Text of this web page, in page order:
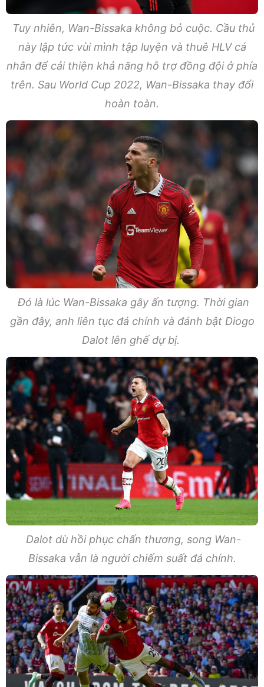
Tuy nhiên, Wan-Bissaka không bỏ cuộc. Cầu thủ
này lập tức vùi mình tập luyện và thuê HLV cá
nhân để cải thiện khả năng hỗ trợ đồng đội ở phía
trên. Sau World Cup 2022, Wan-Bissaka thay đổi
hoàn toàn.
Đó là lúc Wan-Bissaka gây ấn tượng. Thời gian
gần đây, anh liên tục đá chính và đánh bật Diogo
Dalot lên ghế dự bị.
Dalot dù hồi phục chấn thương, song Wan-
Bissaka vẫn là người chiếm suất đá chính.